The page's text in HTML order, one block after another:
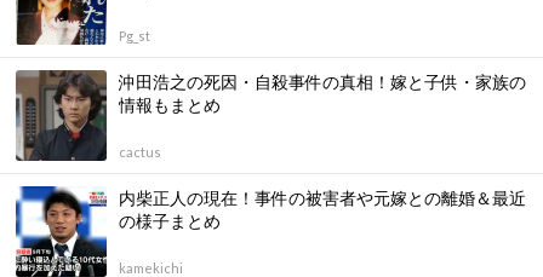
Pg_st
沖田浩之の死因・自殺事件の真相！嫁と子供・家族の
情報もまとめ
cactus
内柴正人の現在！事件の被害者や元嫁との離婚＆最近
の様子まとめ
kamekichi